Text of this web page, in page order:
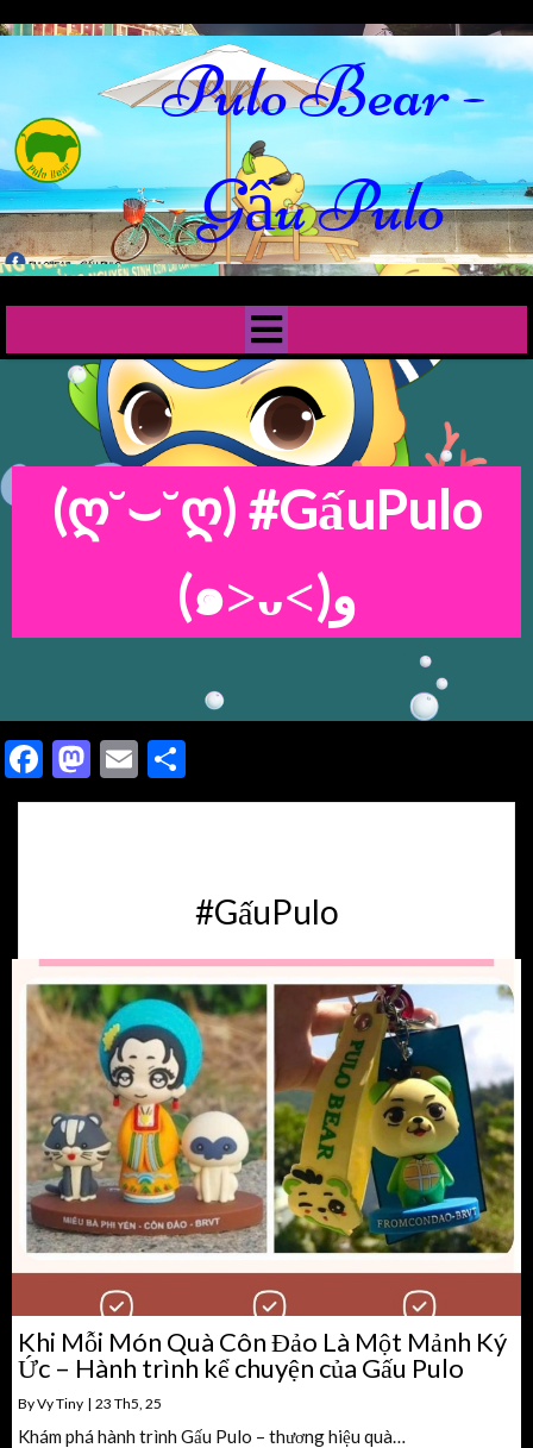
Pulo Bear -
Gấu Pulo
(ღ˘⌣˘ღ) #GấuPulo
(๑˃ᴗ˂)ﻭ
Facebook
Mastodon
Email
#GấuPulo
Khi Mỗi Món Quà Côn Đảo Là Một Mảnh Ký
Ức – Hành trình kể chuyện của Gấu Pulo
ByVy Tiny | 23 Th5, 25
Khám phá hành trình Gấu Pulo – thương hiệu quà…